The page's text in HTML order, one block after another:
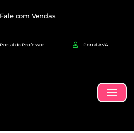
Fale com Vendas
Portal do Professor Portal AVA